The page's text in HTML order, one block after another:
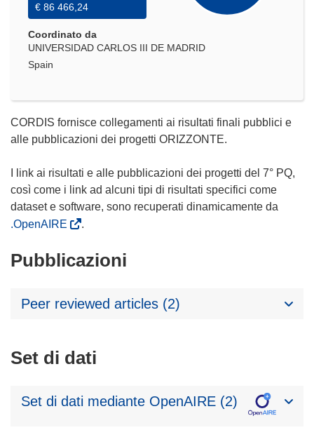
€ 86 466,24
Coordinato da
UNIVERSIDAD CARLOS III DE MADRID
Spain
CORDIS fornisce collegamenti ai risultati finali pubblici e
alle pubblicazioni dei progetti ORIZZONTE.
I link ai risultati e alle pubblicazioni dei progetti del 7° PQ,
così come i link ad alcuni tipi di risultati specifici come
dataset e software, sono recuperati dinamicamente da
.OpenAIRE
.
Pubblicazioni
Peer reviewed articles (2)
Set di dati
Set di dati mediante OpenAIRE (2)